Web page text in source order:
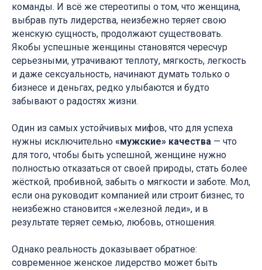
команды. И всё же стереотипы о том, что женщина,
выбрав путь лидерства, неизбежно теряет свою
женскую сущность, продолжают существовать.
Якобы успешные женщины становятся чересчур
серьезными, утрачивают теплоту, мягкость, легкость
и даже сексуальность, начинают думать только о
бизнесе и деньгах, редко улыбаются и будто
забывают о радостях жизни.
Один из самых устойчивых мифов, что для успеха
нужны исключительно «мужские» качества — что
для того, чтобы быть успешной, женщине нужно
полностью отказаться от своей природы, стать более
жёсткой, пробивной, забыть о мягкости и заботе. Мол,
если она руководит компанией или строит бизнес, то
неизбежно становится «железной леди», и в
результате теряет семью, любовь, отношения.
Однако реальность доказывает обратное:
современное женское лидерство может быть